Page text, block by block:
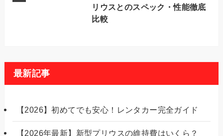
リウスとのスペック・性能徹底
比較
最新記事
【2026】初めてでも安心！レンタカー完全ガイド
【2026年最新】新型プリウスの維持費はいくら？